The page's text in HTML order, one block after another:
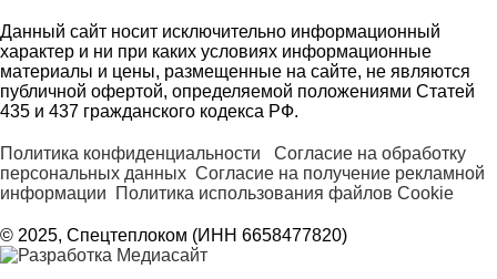
Данный сайт носит исключительно информационный
характер и ни при каких условиях информационные
материалы и цены, размещенные на сайте, не являются
публичной офертой, определяемой положениями Статей
435 и 437 гражданского кодекса РФ.
Политика конфиденциальности
Согласие на обработку
персональных данных Согласие на получение рекламной
информации
Политика использования файлов Cookie
© 2025, Спецтеплоком (ИНН 6658477820)